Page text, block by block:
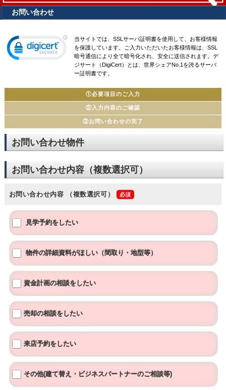
お問い合わせ
当サイトでは、SSLサーバ証明書を使用して、お客様情報
を保護しています。ご入力いただいたお客様情報は、SSL
暗号通信により全て暗号化され、安全に送信されます。デ
ジサート（DigiCert）とは、世界シェアNo.1を誇るサーバ
ー証明書です。
①必要項目のご入力
②入力内容のご確認
③お問い合わせの完了
お問い合わせ物件
お問い合わせ内容（複数選択可）
お問い合わせ内容 （複数選択可）
見学予約をしたい
物件の詳細資料がほしい（間取り・地型等）
資金計画の相談をしたい
売却の相談をしたい
来店予約をしたい
その他(建て替え・ビジネスパートナーのご相談等)